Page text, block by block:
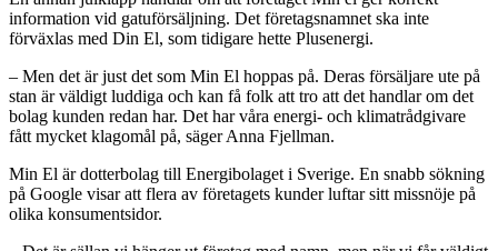
information vid gatuförsäljning. Det företagsnamnet ska inte
förväxlas med Din El, som tidigare hette Plusenergi.
– Men det är just det som Min El hoppas på. Deras försäljare ute på
stan är väldigt luddiga och kan få folk att tro att det handlar om det
bolag kunden redan har. Det har våra energi- och klimatrådgivare
fått mycket klagomål på, säger Anna Fjellman.
Min El är dotterbolag till Energibolaget i Sverige. En snabb sökning
på Google visar att flera av företagets kunder luftar sitt missnöje på
olika konsumentsidor.